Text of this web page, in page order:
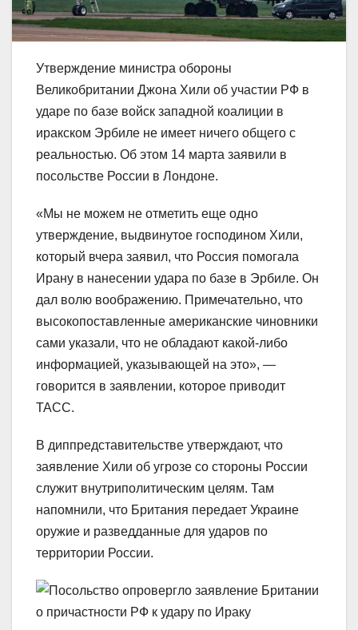
Утверждение министра обороны
Великобритании Джона Хили об участии РФ в
ударе по базе войск западной коалиции в
иракском Эрбиле не имеет ничего общего с
реальностью. Об этом 14 марта заявили в
посольстве России в Лондоне.
«Мы не можем не отметить еще одно
утверждение, выдвинутое господином Хили,
который вчера заявил, что Россия помогала
Ирану в нанесении удара по базе в Эрбиле. Он
дал волю воображению. Примечательно, что
высокопоставленные американские чиновники
сами указали, что не обладают какой-либо
информацией, указывающей на это», —
говорится в заявлении, которое приводит
ТАСС.
В диппредставительстве утверждают, что
заявление Хили об угрозе со стороны России
служит внутриполитическим целям. Там
напомнили, что Британия передает Украине
оружие и разведданные для ударов по
территории России.